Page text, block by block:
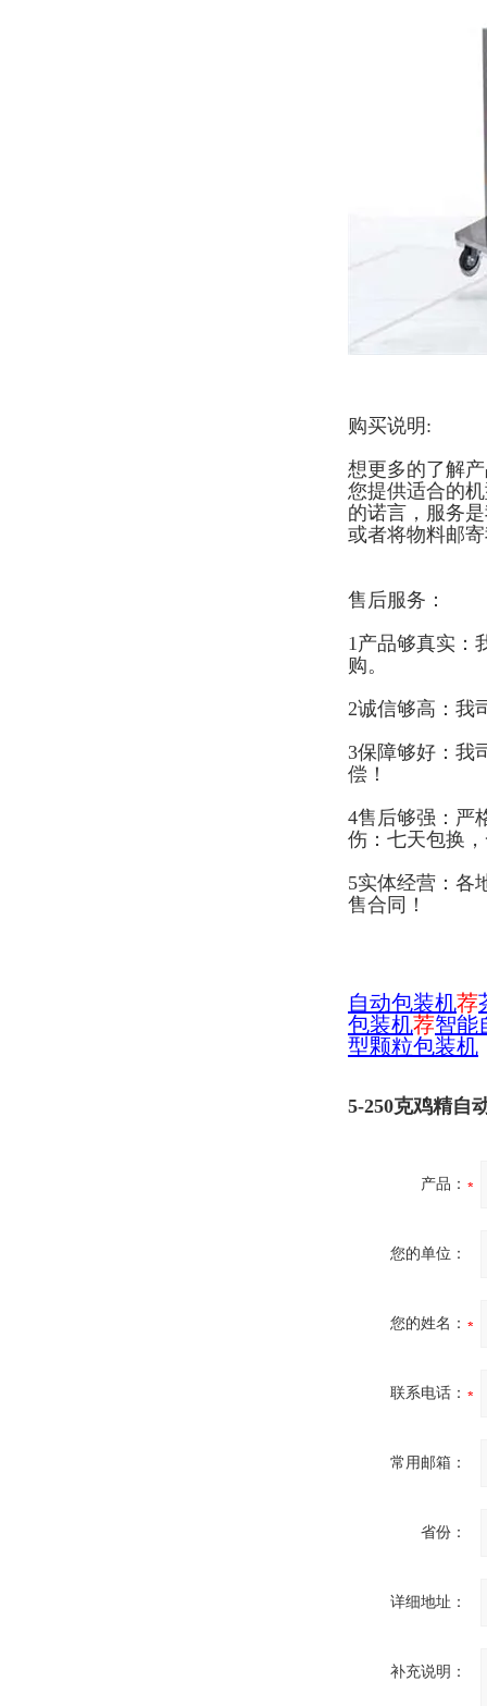
购买说明:
想更多的了解
您提供适合的
的诺言，服务
或者将物料邮
售后服务：
1产品够真实：
购。
2诚信够高：我
3保障够好：我
偿！
4售后够强：严
伤：七天包换
5实体经营：各
售合同！
自动包装机荐
包装机荐智能
型颗粒包装机
5-250克鸡精自
产品：
您的单位：
您的姓名：
联系电话：
常用邮箱：
省份：
详细地址：
补充说明：